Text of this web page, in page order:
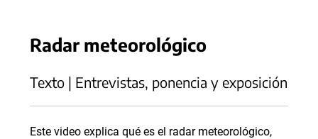
Radar meteorológico
Texto | Entrevistas, ponencia y exposición
Este video explica qué es el radar meteorológico,